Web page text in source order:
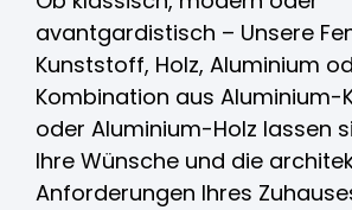
avantgardistisch – Unsere
Kunststoff, Holz, Aluminium
Kombination aus Aluminium-
oder Aluminium-Holz lassen
Ihre Wünsche und die
Anforderungen Ihres